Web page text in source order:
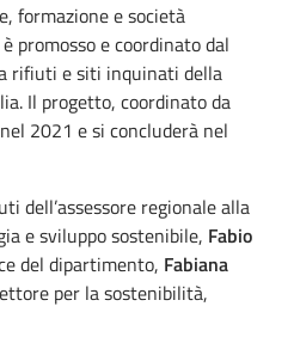
formazione e società
promosso e coordinato dal
rifiuti e siti inquinati della
Il progetto, coordinato da
2021 e si concluderà nel
dell’assessore regionale alla
e sviluppo sostenibile, Fabio
del dipartimento, Fabiana
per la sostenibilità,